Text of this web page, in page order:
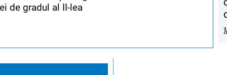
de gradul al II-lea